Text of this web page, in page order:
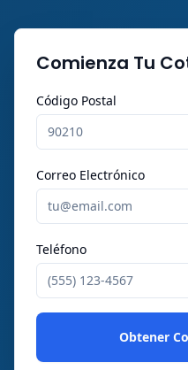
Comienza Tu
Código Postal
Correo Electrónico
Teléfono
Obtener